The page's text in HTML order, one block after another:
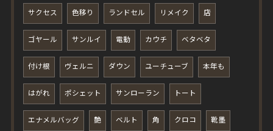
サクセス 色移り ランドセル リメイク 店
ゴヤール サンルイ 電動 カウチ ベタベタ
付け根 ヴェルニ ダウン ユーチューブ 本年も
はがれ ポシェット サンローラン トート
エナメルバッグ 艶 ベルト 角 クロコ 靴墨